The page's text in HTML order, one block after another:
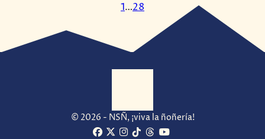
1…28
© 2026 - NSÑ, ¡viva la ñoñería!